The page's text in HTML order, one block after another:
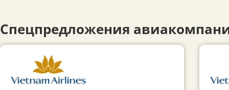
Спецпредложения